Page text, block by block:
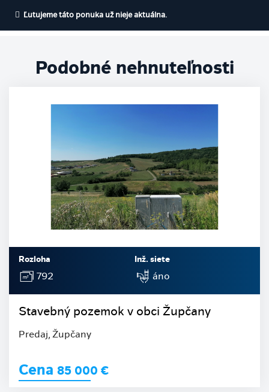
Pozemok na predaj Malý Šariš
Ľutujeme táto ponuka už nieje aktuálna.
Podobné nehnuteľnosti
Rozloha
792
Inž. siete
áno
Stavebný pozemok v obci Župčany
Predaj, Župčany
Cena 85 000 €